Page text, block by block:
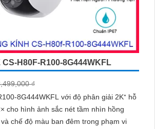
H80F-R100-8G444WKFL
₫
8G444WKFL với độ phân giải 2K⁺ hỗ
cho hình ảnh sắc nét tầm nhìn hồng
chế độ màu ban đêm trong phạm vi